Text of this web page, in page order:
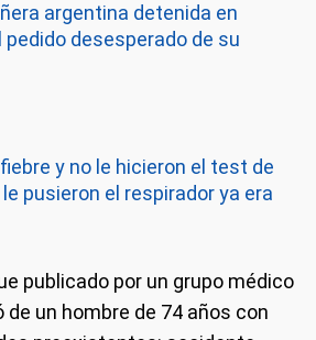
argentina detenida en
pedido desesperado de su
y no le hicieron el test de
pusieron el respirador ya era
publicado por un grupo médico
de un hombre de 74 años con